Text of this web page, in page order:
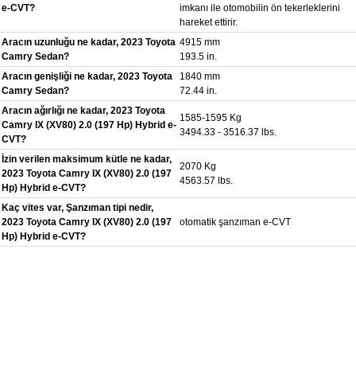
e-CVT?
imkanı ile otomobilin ön tekerleklerini
hareket ettirir.
Aracın uzunluğu ne kadar, 2023 Toyota
Camry Sedan?
4915 mm
193.5 in.
Aracın genişliği ne kadar, 2023 Toyota
Camry Sedan?
1840 mm
72.44 in.
Aracın ağırlığı ne kadar, 2023 Toyota
Camry IX (XV80) 2.0 (197 Hp) Hybrid e-
CVT?
1585-1595 Kg
3494.33 - 3516.37 lbs.
İzin verilen maksimum kütle ne kadar,
2023 Toyota Camry IX (XV80) 2.0 (197
Hp) Hybrid e-CVT?
2070 Kg
4563.57 lbs.
Kaç vites var, Şanzıman tipi nedir,
2023 Toyota Camry IX (XV80) 2.0 (197
Hp) Hybrid e-CVT?
otomatik şanzıman e-CVT